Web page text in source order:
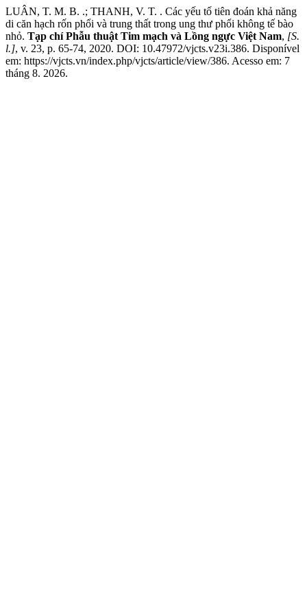
LUÂN, T. M. B. .; THANH, V. T. . Các yếu tố tiên đoán khả năng
di căn hạch rốn phổi và trung thất trong ung thư phổi không tế bào
nhỏ. Tạp chí Phẫu thuật Tim mạch và Lồng ngực Việt Nam, [S.
l.], v. 23, p. 65-74, 2020. DOI: 10.47972/vjcts.v23i.386. Disponível
em: https://vjcts.vn/index.php/vjcts/article/view/386. Acesso em: 7
tháng 8. 2026.